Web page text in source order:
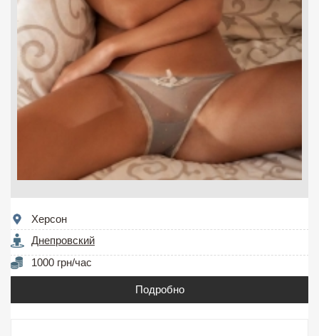
Херсон
Днепровский
1000 грн/час
Подробно